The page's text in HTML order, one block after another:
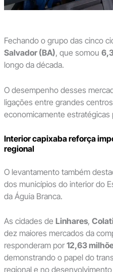
Fechando o grupo das cinco
Salvador (BA), que somou
longo da década.
O desempenho desses
ligações entre grandes
economicamente estratégicas
Interior capixaba reforça
regional
O levantamento também
dos municípios do interior do
da Águia Branca.
As cidades de Linhares,
dez maiores mercados da
responderam por 12,63
demonstrando o papel do
regional e no